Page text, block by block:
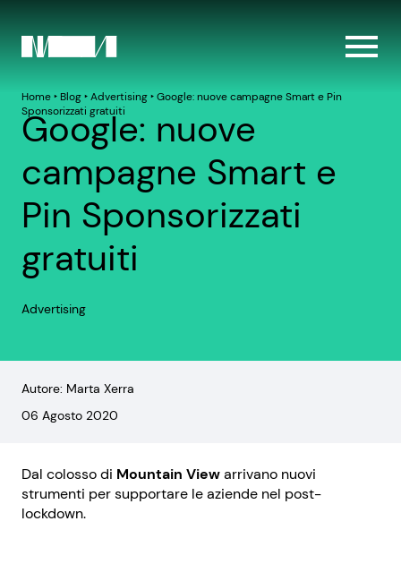
Home‣ Blog‣Advertising‣Google: nuove campagne Smart e Pin
Sponsorizzati gratuiti
Google: nuove
campagne Smart e
Pin Sponsorizzati
gratuiti
Advertising
Autore: Marta Xerra
06 Agosto 2020
Dal colosso di Mountain Viewarrivano nuovi
strumenti per supportare le aziende nel post-
lockdown.